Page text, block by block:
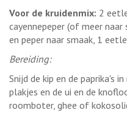
Voor de kruidenmix: 2
cayennepeper (of meer
en peper naar smaak, 1
Bereiding:
Snijd de kip en de paprika's
plakjes en de ui en de
roomboter, ghee of